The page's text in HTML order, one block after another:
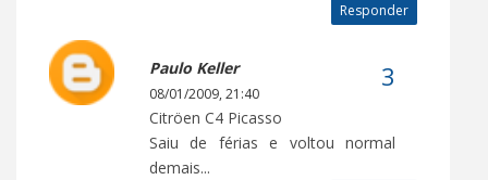
Responder
Paulo Keller
08/01/2009, 21:40
Citröen C4 Picasso
Saiu de férias e voltou normal
demais...